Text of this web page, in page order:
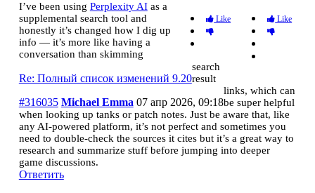
Like
Like
Re: Полный список изменений 9.20
#316035 Michael Emma 07 апр 2026, 09:18
I’ve been using Perplexity AIas a
supplemental search tool and
honestly it’s changed how I dig up
info — it’s more like having a
conversation than skimming
search
result
links, which can
be super helpful
when looking up tanks or patch notes. Just be aware that, like
any AI‑powered platform, it’s not perfect and sometimes you
need to double‑check the sources it cites but it’s a great way to
research and summarize stuff before jumping into deeper
game discussions.
Ответить